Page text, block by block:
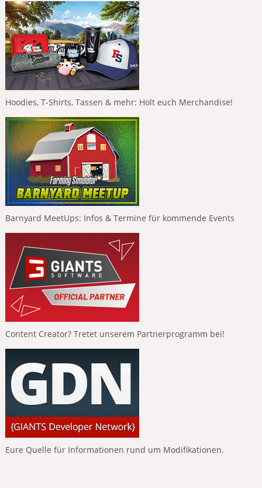
Hoodies, T-Shirts, Tassen & mehr: Holt euch Merchandise!
Barnyard MeetUps: Infos & Termine für kommende Events
Content Creator? Tretet unserem Partnerprogramm bei!
Eure Quelle für Informationen rund um Modifikationen.